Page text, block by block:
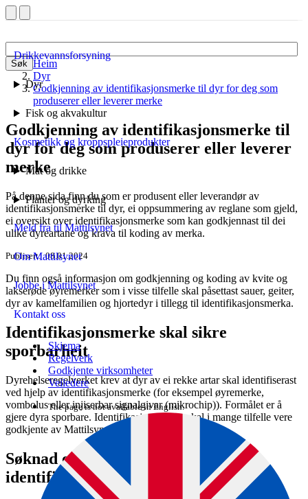
Søk
Drikkevannsforsyning
Dyr
Fisk og akvakultur
Kosmetikk og kroppspleieprodukter
Mat og drikke
Planter og dyrking
Meld fra til Mattilsynet
Om Mattilsynet
Jobbe i Mattilsynet
Kontakt oss
Skjema
Regelverk
Godkjente virksomheter
Veiledere
The page is not available in English.
Heim
Dyr
Godkjenning av identifikasjonsmerke til dyr for deg som
produserer eller leverer merke
Godkjenning av identifikasjonsmerke til
dyr for deg som produserer eller leverer
merke
På denne sida finn du som er produsent eller leverandør av
identifikasjonsmerke til dyr, ei oppsummering av reglane som gjeld,
ei oversikt over identifikasjonsmerke som kan godkjennast til dei
ulike dyreartane og krava til koding av merka.
Publisert 08.01.2024
Du finn også informasjon om godkjenning og koding av kvite og
lakserøde øyremerker som i visse tilfelle skal påsettast sauer, geiter,
dyr av kamelfamilien og hjortedyr i tillegg til identifikasjonsmerka.
Identifikasjonsmerke skal sikre
sporbarheit
Dyrehelseregelverket krev at dyr av ei rekke artar skal identifiserast
ved hjelp av identifikasjonsmerke (for eksempel øyremerke,
vombolus eller injiserbar signalgivar (mikrochip)). Formålet er å
gjere dyra sporbare. Identifikasjonsmerka skal i mange tilfelle vere
godkjente av Mattilsynet.
Søknad om godkjenning av visse
identifikasjonsmerke